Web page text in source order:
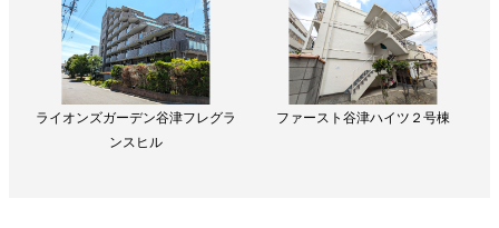
ライオンズガーデン谷津フレグラ
ンスヒル
ファースト谷津ハイツ２号棟